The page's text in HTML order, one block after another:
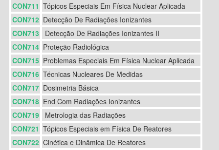
CON711 Tópicos Especiais Em Física Nuclear Aplicada
CON712 Detecção De Radiações Ionizantes
CON713
Detecção De Radiações Ionizantes II
CON714 Proteção Radiológica
CON715 Problemas Especiais Em Física Nuclear Aplicada
CON716 Técnicas Nucleares De Medidas
CON717 Dosimetria Básica
CON718 End Com Radiações Ionizantes
CON719
Metrologia das Radiações
CON721 Tópicos Especiais em Física De Reatores
CON722 Cinética e Dinâmica De Reatores